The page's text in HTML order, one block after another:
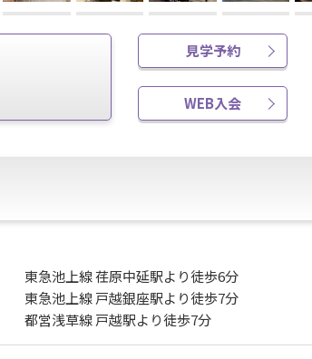
見学予約
WEB入会
東急池上線 荏原中延駅より徒歩6分
東急池上線 戸越銀座駅より徒歩7分
都営浅草線 戸越駅より徒歩7分